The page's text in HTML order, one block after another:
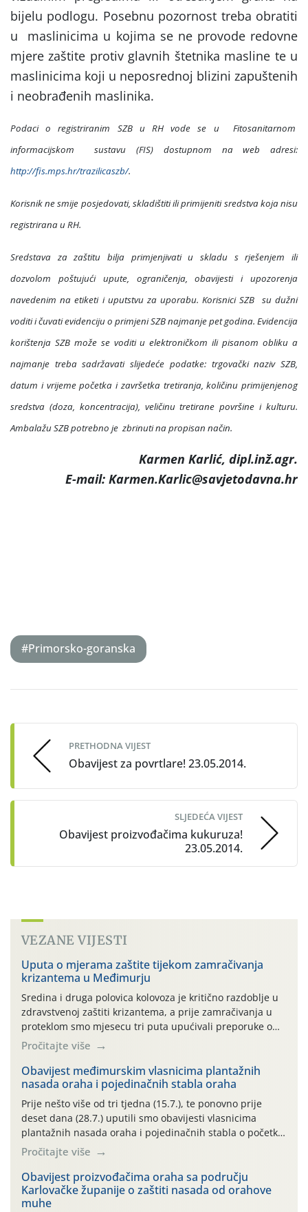
bijelu podlogu. Posebnu pozornost treba obratiti
u
maslinicima u kojima se ne provode redovne
mjere zaštite protiv glavnih štetnika masline te u
maslinicima koji u neposrednoj blizini zapuštenih
i neobrađenih maslinika.
Podaci o registriranim SZB u RH vode se u
Fitosanitarnom
informacijskom
sustavu (FIS) dostupnom na web adresi:
http://fis.mps.hr/trazilicaszb/.
Korisnik ne smije posjedovati, skladištiti ili primijeniti sredstva koja nisu
registrirana u RH.
Sredstava za zaštitu bilja primjenjivati u skladu s rješenjem ili
dozvolom poštujući upute, ograničenja, obavijesti i upozorenja
navedenim na etiketi i uputstvu za uporabu. Korisnici SZB
su dužni
voditi i čuvati evidenciju o primjeni SZB najmanje pet godina. Evidencija
korištenja SZB može se voditi u elektroničkom ili pisanom obliku a
najmanje treba sadržavati slijedeće podatke: trgovački naziv SZB,
datum i vrijeme početka i završetka tretiranja, količinu primijenjenog
sredstva (doza, koncentracija), veličinu tretirane površine i kulturu.
Ambalažu SZB potrebno je zbrinuti na propisan način.
Karmen Karlić, dipl.inž.agr.
E-mail: Karmen.Karlic@savjetodavna.hr
#Primorsko-goranska
navigation
PRETHODNA VIJEST
Obavijest za povrtlare! 23.05.2014.
SLJEDEĆA VIJEST
Obavijest proizvođačima kukuruza!
23.05.2014.
VEZANE VIJESTI
Uputa o mjerama zaštite tijekom zamračivanja
krizantema u Međimurju
Sredina i druga polovica kolovoza je kritično razdoblje u
zdravstvenoj zaštiti krizantema, a prije zamračivanja u
proteklom smo mjesecu tri puta upućivali preporuke o
preventivnim mjerama zaštite krizantema od najčešćih
uzročnika bolesti, štetnika i fito-fagnih grinja (23.7., 14.7.,
06.7.)! Na početku ovog mjeseca je zabilježeno je
povijesno i ekstremno vruće meteorološko razdoblje, uz
najviše temperature […]
Pročitajte više
Obavijest međimurskim vlasnicima plantažnih
nasada oraha i pojedinačnih stabla oraha
Prije nešto više od tri tjedna (15.7.), te ponovno prije
deset dana (28.7.) uputili smo obavijesti vlasnicima
plantažnih nasada oraha i pojedinačnih stabla o početku
leta i ovogodišnjoj potrebi usmjerenog suzbijanja
orahove muhe (Rhagoletis completa)! Već dvanaest dana
traje drugi ovogodišnji “toplinski udar”, koji naročito
izražen zadnja šest dana (31.7.-05.8.), jer najviše
temperature zraka svakodnevno […]
Pročitajte više
Obavijest proizvođačima oraha sa području
Karlovačke županije o zaštiti nasada od orahove
muhe